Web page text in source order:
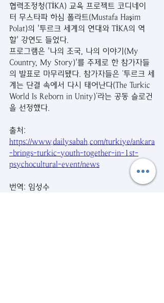
협력조정청(TİKA) 교육 프로젝트 코디네이
터 무스타파 하심 폴라트(Mustafa Haşim
Polat)의 '투르크 세계의 연대와 TİKA의 역
할' 강연도 들었다.
프로그램은 '나의 조국, 나의 이야기(My
Country, My Story)'를 주제로 한 참가자들
의 발표로 마무리됐다. 참가자들은 ‘투르크 세
계는 단결 속에서 다시 태어난다(The Turkic
World Is Reborn in Unity)’라는 공동 슬로건
을 선정했다.
출처:
https://www.dailysabah.com/turkiye/ankara
-brings-turkic-youth-together-in-1st-
psychocultural-event/news
번역: 임성수